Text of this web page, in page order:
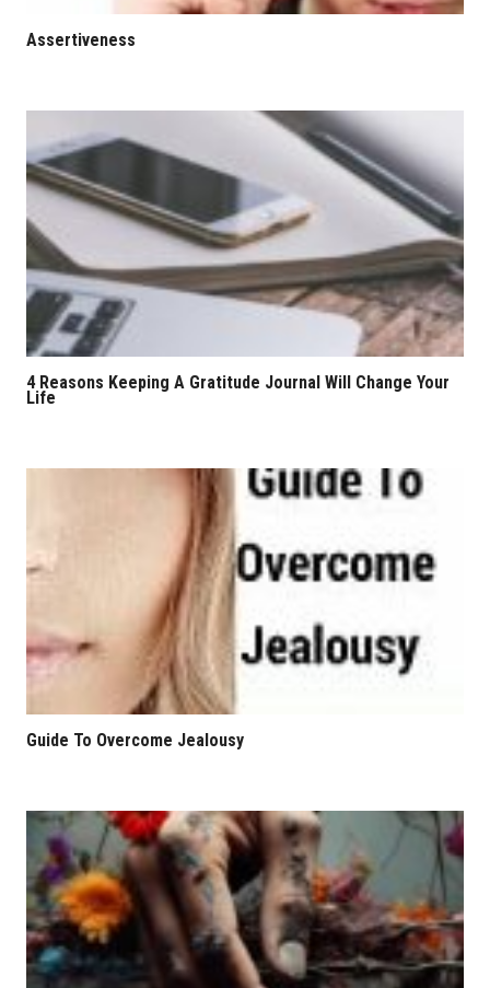
Assertiveness
4 Reasons Keeping A Gratitude Journal Will Change Your
Life
Guide To Overcome Jealousy